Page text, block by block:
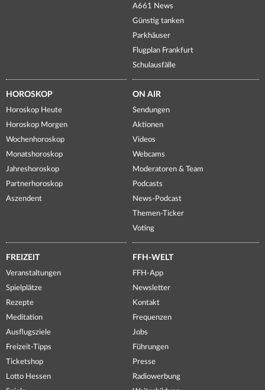
A661 News
Günstig tanken
Parkhäuser
Flugplan Frankfurt
Schulausfälle
HOROSKOP
Horoskop Heute
Horoskop Morgen
Wochenhoroskop
Monatshoroskop
Jahreshoroskop
Partnerhoroskop
Aszendent
ON AIR
Sendungen
Aktionen
Videos
Webcams
Moderatoren & Team
Podcasts
News-Podcast
Themen-Ticker
Voting
FREIZEIT
Veranstaltungen
Spielplätze
Rezepte
Meditation
Ausflugsziele
Freizeit-Tipps
Ticketshop
Lotto Hessen
FFH-WELT
FFH-App
Newsletter
Kontakt
Frequenzen
Jobs
Führungen
Presse
Radiowerbung